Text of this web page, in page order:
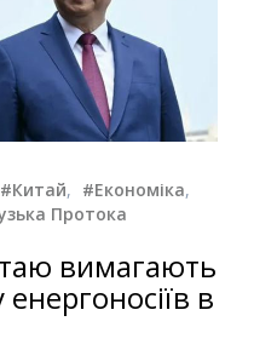
#Китай, #Економіка,
Протока
вимагають
в